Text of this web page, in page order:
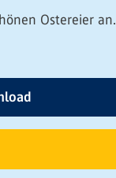
Ostereier an.